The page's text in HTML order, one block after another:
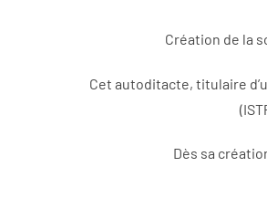
Création de la
Cet autoditacte, titulaire
Dès sa